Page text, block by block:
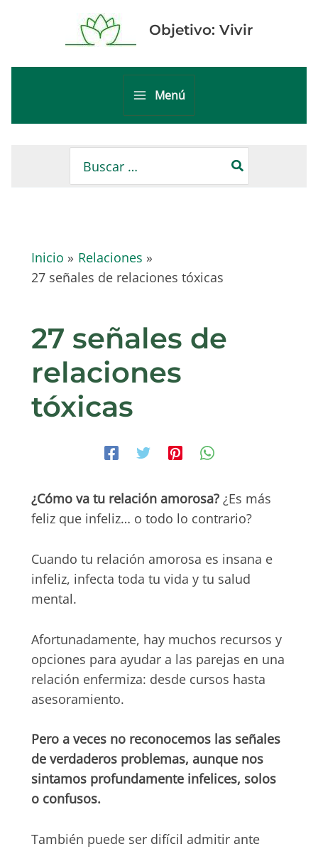
contenido
Objetivo: Vivir
Main
Menu
Menú
por:
Inicio
Relaciones
27 señales de relaciones tóxicas
27 señales de
relaciones
tóxicas
¿Cómo va tu relación amorosa?¿Es más
feliz que infeliz… o todo lo contrario?
Cuando tu relación amorosa es insana e
infeliz, infecta toda tu vida y tu salud
mental.
Afortunadamente, hay muchos recursos y
opciones para ayudar a las parejas en una
relación enfermiza: desde cursos hasta
asesoramiento.
Pero a veces no reconocemos las señales
de verdaderos problemas, aunque nos
sintamos profundamente infelices, solos
o confusos.
También puede ser difícil admitir ante